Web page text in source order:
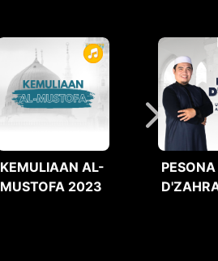
KEMULIAAN AL-
MUSTOFA 2023
PESONA